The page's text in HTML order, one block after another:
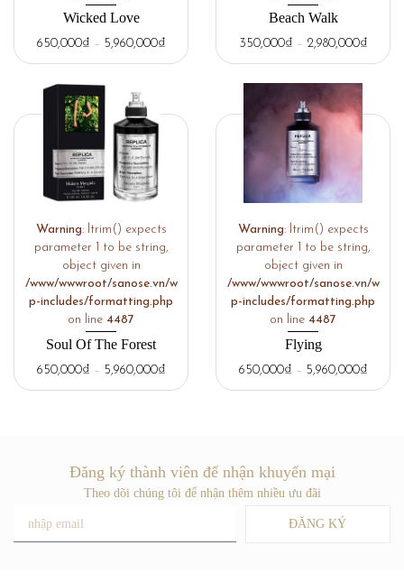
Wicked Love
650,000₫ – 5,960,000₫
Beach Walk
350,000₫ – 2,980,000₫
Warning: ltrim() expects
parameter 1 to be string,
object given in
/www/wwwroot/sanose.vn/w
p-includes/formatting.php
on line 4487
Soul Of The Forest
650,000₫ – 5,960,000₫
Warning: ltrim() expects
parameter 1 to be string,
object given in
/www/wwwroot/sanose.vn/w
p-includes/formatting.php
on line 4487
Flying
650,000₫ – 5,960,000₫
Đăng ký thành viên để nhận khuyến mại
Theo dõi chúng tôi để nhận thêm nhiều ưu đãi
ĐĂNG KÝ